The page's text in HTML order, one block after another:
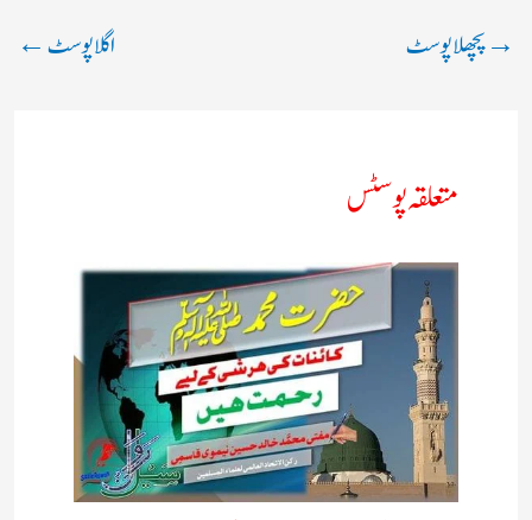
→پچھلا پوسٹ اگلا پوسٹ←
متعلقہ پوسٹس